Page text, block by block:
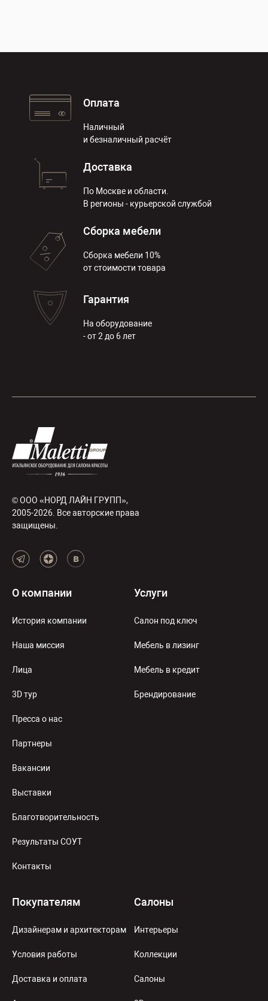
Оплата
Наличный
и безналичный расчёт
Доставка
По Москве и области.
В регионы - курьерской службой
Сборка мебели
Сборка мебели 10%
от стоимости товара
Гарантия
На оборудование
- от 2 до 6 лет
© ООО «НОРД ЛАЙН ГРУПП»,
2005-2026. Все авторские права
защищены.
О компании
История компании
Наша миссия
Лица
3D тур
Пресса о нас
Партнеры
Вакансии
Выставки
Благотворительность
Результаты СОУТ
Контакты
Услуги
Салон под ключ
Мебель в лизинг
Мебель в кредит
Брендирование
Покупателям
Дизайнерам и архитекторам
Условия работы
Доставка и оплата
Салоны
Интерьеры
Коллекции
Салоны